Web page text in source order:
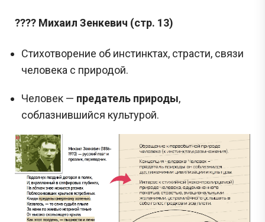
???? Михаил Зенкевич (стр. 13)
Стихотворение об инстинктах, страсти, связи
человека с природой.
Человек — предатель природы,
соблазнившийся культурой.